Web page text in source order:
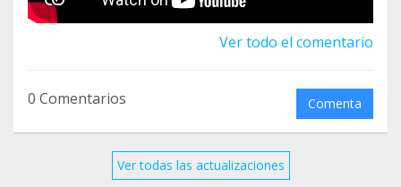
Ver todo el comentario
0 Comentarios Comenta
Ver todas las actualizaciones